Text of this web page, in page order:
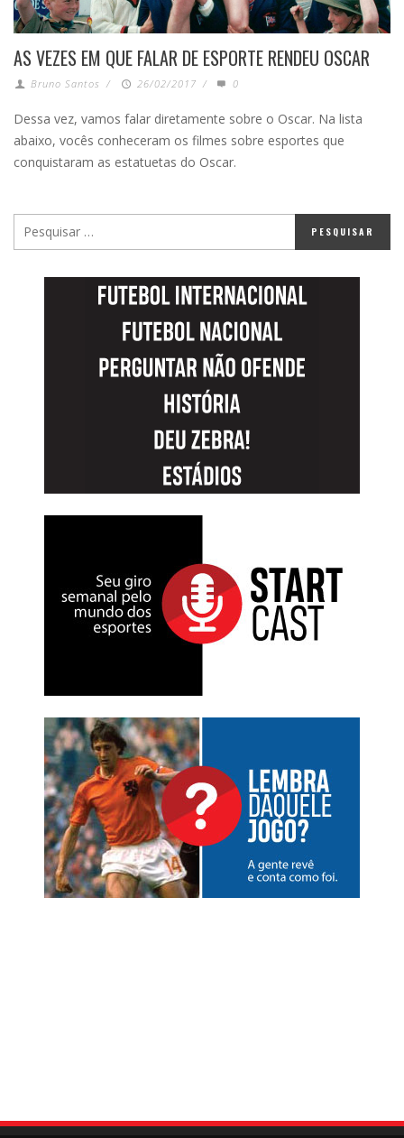
AS VEZES EM QUE FALAR DE ESPORTE RENDEU OSCAR
Bruno Santos / 26/02/2017 / 0
Dessa vez, vamos falar diretamente sobre o Oscar. Na lista
abaixo, vocês conheceram os filmes sobre esportes que
conquistaram as estatuetas do Oscar.